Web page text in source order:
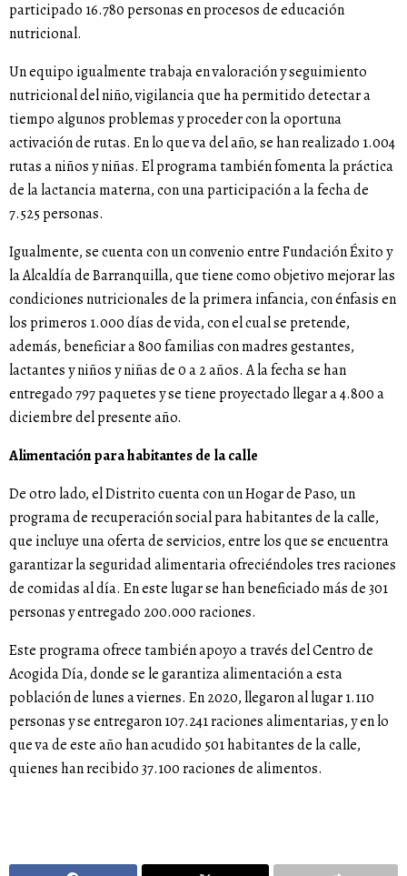
participado 16.780 personas en procesos de educación
nutricional.
Un equipo igualmente trabaja en valoración y seguimiento
nutricional del niño, vigilancia que ha permitido detectar a
tiempo algunos problemas y proceder con la oportuna
activación de rutas. En lo que va del año, se han realizado 1.004
rutas a niños y niñas. El programa también fomenta la práctica
de la lactancia materna, con una participación a la fecha de
7.525 personas.
Igualmente, se cuenta con un convenio entre Fundación Éxito y
la Alcaldía de Barranquilla, que tiene como objetivo mejorar las
condiciones nutricionales de la primera infancia, con énfasis en
los primeros 1.000 días de vida, con el cual se pretende,
además, beneficiar a 800 familias con madres gestantes,
lactantes y niños y niñas de 0 a 2 años. A la fecha se han
entregado 797 paquetes y se tiene proyectado llegar a 4.800 a
diciembre del presente año.
Alimentación para habitantes de la calle
De otro lado, el Distrito cuenta con un Hogar de Paso, un
programa de recuperación social para habitantes de la calle,
que incluye una oferta de servicios, entre los que se encuentra
garantizar la seguridad alimentaria ofreciéndoles tres raciones
de comidas al día. En este lugar se han beneficiado más de 301
personas y entregado 200.000 raciones.
Este programa ofrece también apoyo a través del Centro de
Acogida Día, donde se le garantiza alimentación a esta
población de lunes a viernes. En 2020, llegaron al lugar 1.110
personas y se entregaron 107.241 raciones alimentarias, y en lo
que va de este año han acudido 501 habitantes de la calle,
quienes han recibido 37.100 raciones de alimentos.